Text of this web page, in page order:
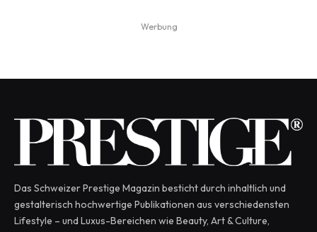
Werbung
Das Schweizer Prestige Magazin besticht durch inhaltlich und
gestalterisch hochwertige Publikationen aus verschiedensten
Lifestyle – und Luxus-Bereichen wie Beauty, Art & Culture,